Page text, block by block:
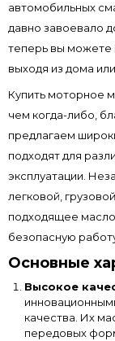
автомобильных
давно завоевало
теперь вы можете
выходя из дома
Купить моторное
чем когда-либо,
предлагаем
подходят для
эксплуатации.
легковой,
подходящее
безопасную
Основные
Высокое
качества. Их
передовых